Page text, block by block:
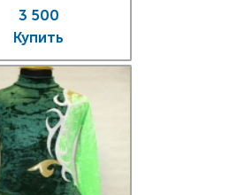
3 500
Купить